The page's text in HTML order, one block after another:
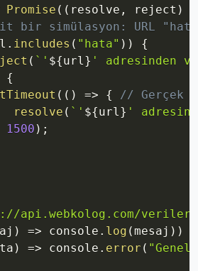
Promise ( ( resolve , reject )
bir simülasyon: URL
. includes ( "hata" ) )
{
( ` ' ${url} ' adresinden
{
( ( ) => {
// Gerçek
resolve ( ` ' ${url} '
1500 ) ;
api.webkolog.com/veriler"
) => console . log (mesaj ) )
) => console . error ( "Genel